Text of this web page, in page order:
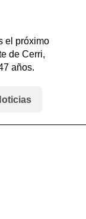
el próximo
de Cerri,
años.